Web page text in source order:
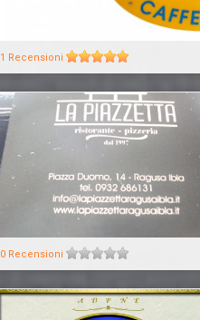
1 Recensioni
0 Recensioni